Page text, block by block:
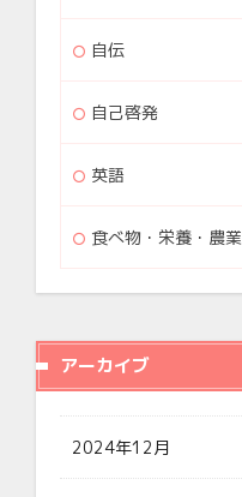
自伝
自己啓発
英語
食べ物・栄養・農業
アーカイブ
2024年12月